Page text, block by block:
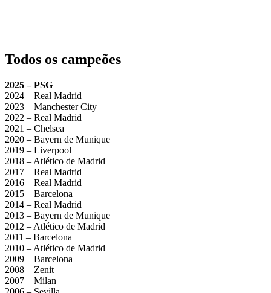
Todos os campeões
2025 – PSG
2024 – Real Madrid
2023 – Manchester City
2022 – Real Madrid
2021 – Chelsea
2020 – Bayern de Munique
2019 – Liverpool
2018 – Atlético de Madrid
2017 – Real Madrid
2016 – Real Madrid
2015 – Barcelona
2014 – Real Madrid
2013 – Bayern de Munique
2012 – Atlético de Madrid
2011 – Barcelona
2010 – Atlético de Madrid
2009 – Barcelona
2008 – Zenit
2007 – Milan